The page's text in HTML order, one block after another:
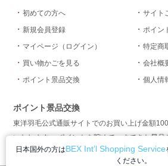
初めての方へ
新規会員登録
マイページ（ログイン）
買い物かごを見る
ポイント景品交換
サイト
ポイン
特定商
会社概
個人情
ポイント景品交換
東洋羽毛公式通販サイトでのお買い上げ金額
いたします。 ポイントを貯めて、すてきな景
日本国外の方はBEX Int’l Shopping Service
ください。